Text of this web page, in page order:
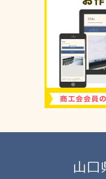
山口